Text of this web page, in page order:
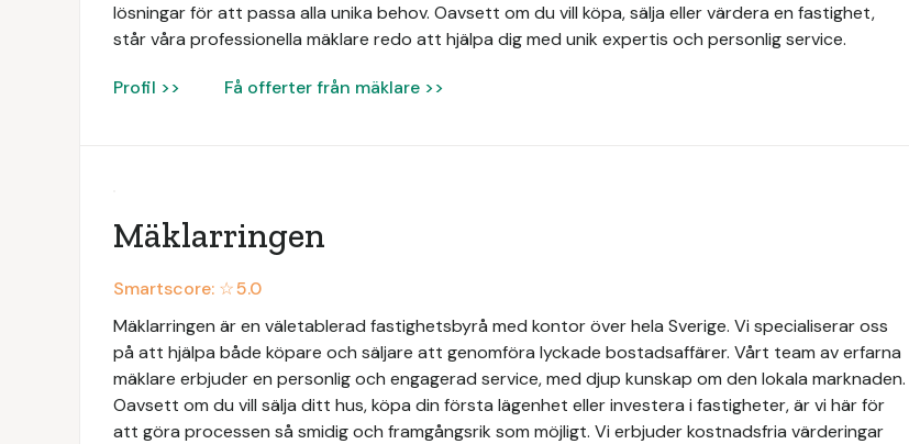
lösningar för att passa alla unika behov. Oavsett om du vill köpa, sälja eller värdera en fastighet,
står våra professionella mäklare redo att hjälpa dig med unik expertis och personlig service.
Profil >> Få offerter från mäklare >>
Mäklarringen
Smartscore: ☆5.0
Mäklarringen är en väletablerad fastighetsbyrå med kontor över hela Sverige. Vi specialiserar oss
på att hjälpa både köpare och säljare att genomföra lyckade bostadsaffärer. Vårt team av erfarna
mäklare erbjuder en personlig och engagerad service, med djup kunskap om den lokala marknaden.
Oavsett om du vill sälja ditt hus, köpa din första lägenhet eller investera i fastigheter, är vi här för
att göra processen så smidig och framgångsrik som möjligt. Vi erbjuder kostnadsfria värderingar